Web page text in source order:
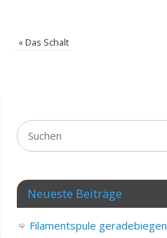
«Das Schalt
Neueste Beiträge
Filamentspule geradebiegen